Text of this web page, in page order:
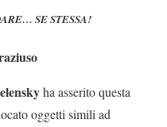
SE STESSA!
ha asserito questa
oggetti simili ad